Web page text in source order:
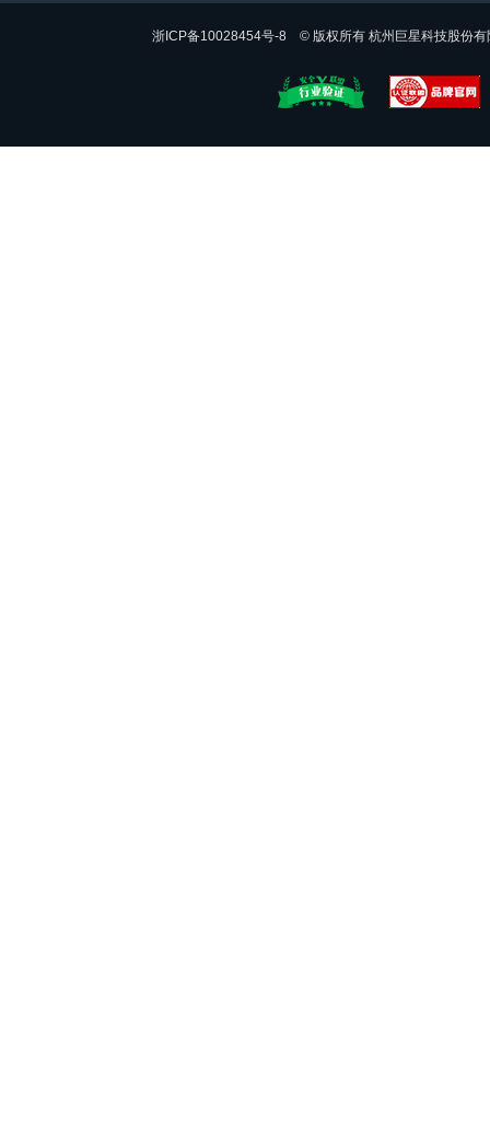
浙ICP备10028454号-8 © 版权所有 杭州巨星科技股份